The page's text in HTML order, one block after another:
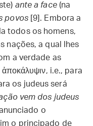
ante a face(na
povos[9]. Embora a
todos os homens,
nações, a qual lhes
a verdade as
ἀποκάλυψιν, i.e., para
os judeus será
vem dos judeus
o
o principado de